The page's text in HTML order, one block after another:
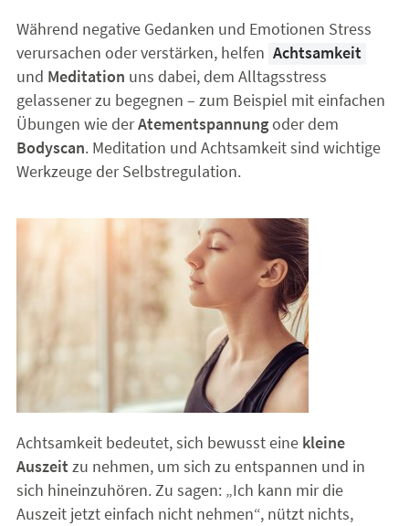
Während negative Gedanken und Emotionen Stress
verursachen oder verstärken, helfen Achtsamkeit
und Meditation uns dabei, dem Alltagsstress
gelassener zu begegnen – zum Beispiel mit einfachen
Übungen wie derAtementspannungoder dem
Bodyscan. Meditation und Achtsamkeit sind wichtige
Werkzeuge der Selbstregulation.
Achtsamkeit bedeutet, sich bewusst einekleine
Auszeit zu nehmen, um sich zu entspannen und in
sich hineinzuhören. Zu sagen: „Ich kann mir die
Auszeit jetzt einfach nicht nehmen“, nützt nichts,